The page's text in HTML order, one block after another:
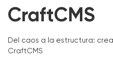
CraftCMS
Del caos a la estructura:
CraftCMS